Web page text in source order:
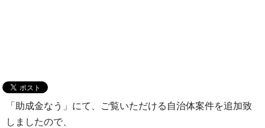
「助成金なう」にて、ご覧いただける自治体案件を追加致
しましたので、